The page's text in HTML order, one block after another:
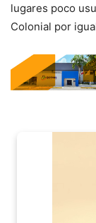
lugares poco
Colonial por